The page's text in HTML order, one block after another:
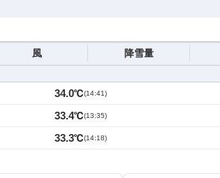
風 降雪量
34.0℃(14:41)
33.4℃(13:35)
33.3℃(14:18)